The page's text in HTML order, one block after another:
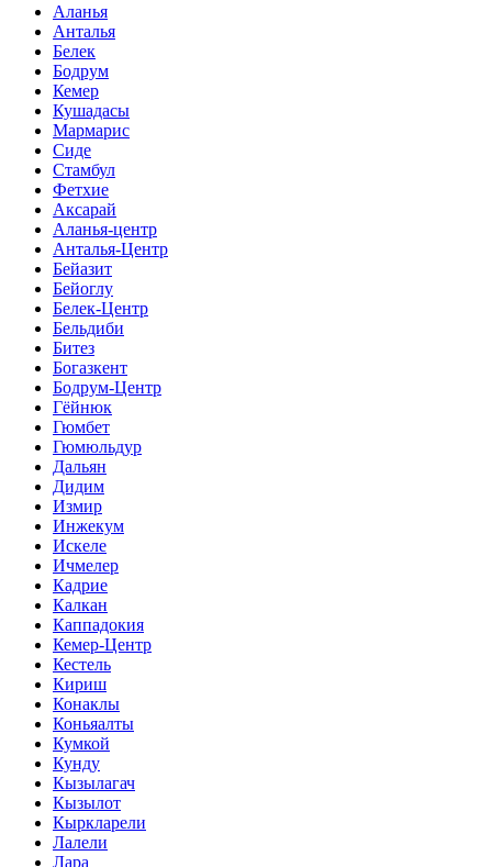
Аланья
Анталья
Белек
Бодрум
Кемер
Кушадасы
Мармарис
Сиде
Стамбул
Фетхие
Аксарай
Аланья-центр
Анталья-Центр
Бейазит
Бейоглу
Белек-Центр
Бельдиби
Битез
Богазкент
Бодрум-Центр
Гёйнюк
Гюмбет
Гюмюльдур
Дальян
Дидим
Измир
Инжекум
Искеле
Ичмелер
Кадрие
Калкан
Каппадокия
Кемер-Центр
Кестель
Кириш
Конаклы
Коньяалты
Кумкой
Кунду
Кызылагач
Кызылот
Кыркларели
Лалели
Лара